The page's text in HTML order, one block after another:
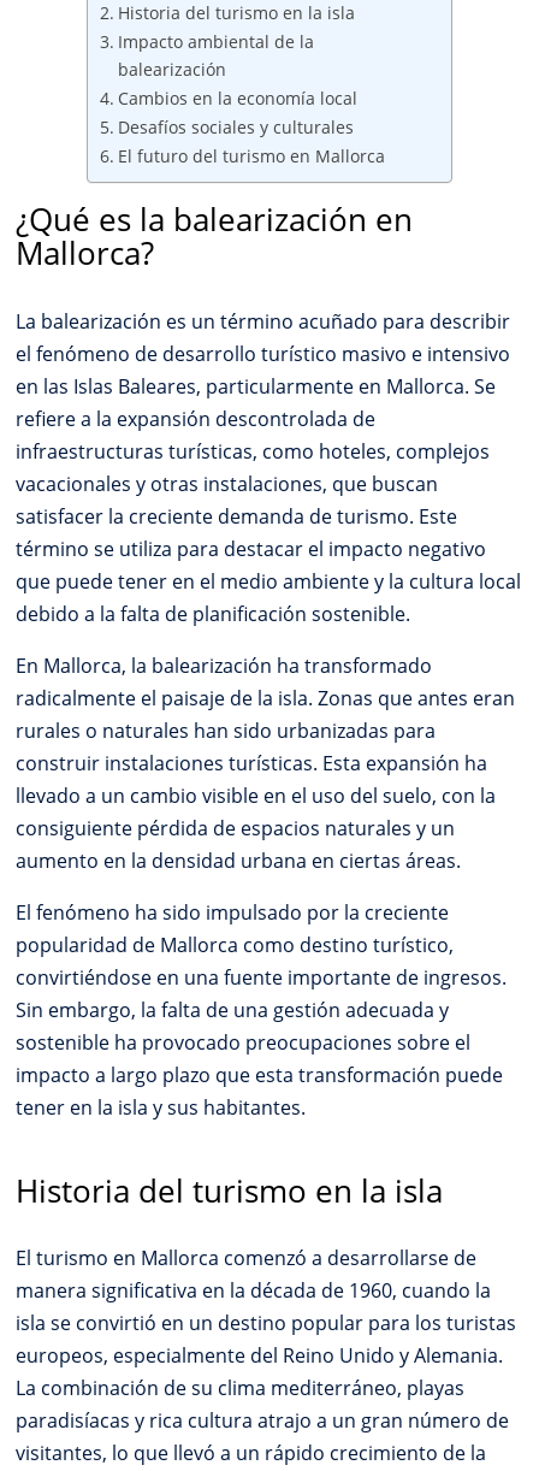
Historia del turismo en la isla
Impacto ambiental de la
balearización
Cambios en la economía local
Desafíos sociales y culturales
El futuro del turismo en Mallorca
¿Qué es la balearización en
Mallorca?
La balearización es un término acuñado para describir
el fenómeno de desarrollo turístico masivo e intensivo
en las Islas Baleares, particularmente en Mallorca. Se
refiere a la expansión descontrolada de
infraestructuras turísticas, como hoteles, complejos
vacacionales y otras instalaciones, que buscan
satisfacer la creciente demanda de turismo. Este
término se utiliza para destacar el impacto negativo
que puede tener en el medio ambiente y la cultura local
debido a la falta de planificación sostenible.
En Mallorca, la balearización ha transformado
radicalmente el paisaje de la isla. Zonas que antes eran
rurales o naturales han sido urbanizadas para
construir instalaciones turísticas. Esta expansión ha
llevado a un cambio visible en el uso del suelo, con la
consiguiente pérdida de espacios naturales y un
aumento en la densidad urbana en ciertas áreas.
El fenómeno ha sido impulsado por la creciente
popularidad de Mallorca como destino turístico,
convirtiéndose en una fuente importante de ingresos.
Sin embargo, la falta de una gestión adecuada y
sostenible ha provocado preocupaciones sobre el
impacto a largo plazo que esta transformación puede
tener en la isla y sus habitantes.
Historia del turismo en la isla
El turismo en Mallorca comenzó a desarrollarse de
manera significativa en la década de 1960, cuando la
isla se convirtió en un destino popular para los turistas
europeos, especialmente del Reino Unido y Alemania.
La combinación de su clima mediterráneo, playas
paradisíacas y rica cultura atrajo a un gran número de
visitantes, lo que llevó a un rápido crecimiento de la